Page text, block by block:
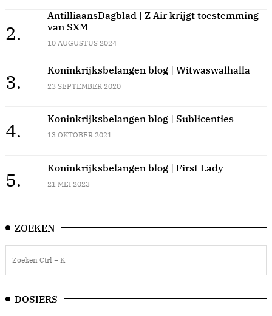
2.
AntilliaansDagblad | Z Air krijgt toestemming
van SXM
10 AUGUSTUS 2024
3.
Koninkrijksbelangen blog | Witwaswalhalla
23 SEPTEMBER 2020
4.
Koninkrijksbelangen blog | Sublicenties
13 OKTOBER 2021
5.
Koninkrijksbelangen blog | First Lady
21 MEI 2023
ZOEKEN
DOSIERS